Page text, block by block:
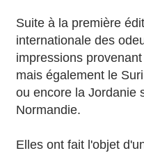
Suite à la première
internationale des
impressions
mais également le
ou encore la Jordanie
Normandie.
Elles ont fait l'objet